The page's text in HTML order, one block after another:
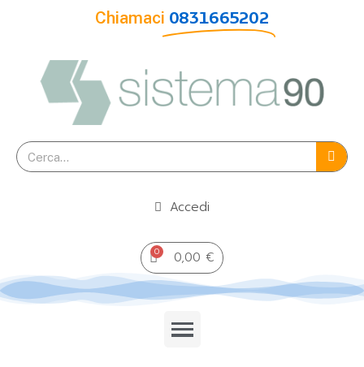
Chiamaci 0831665202
Accedi
0,00 €